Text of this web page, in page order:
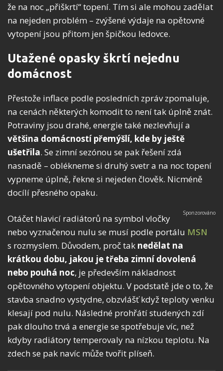
že na noc „přiškrtí“ topení. Tím si ale mohou zadělat
na nejeden problém – zvýšené výdaje na opětovné
vytopení jsou přitom jen špičkou ledovce.
Utažené opasky škrtí nejednu
domácnost
Přestože inflace podle posledních zpráv zpomaluje,
na cenách některých komodit to není tak úplně znát.
Potraviny jsou drahé, energie také nezlevňují a
většina domácností přemýšlí, kde by ještě
ušetřila. Se zimní sezónou se pak řešení zdá
nasnadě – oblékneme si druhý svetr a na noc topení
vypneme úplně, řekne si nejeden člověk. Nicméně
docílí přesného opaku.
Otáčet hlavicí radiátorů na symbol vločky
nebo vyznačenou nulu se musí podle portálu MSN
s rozmyslem. Důvodem, proč tak nedělat na
krátkou dobu, jakou je třeba zimní dovolená
nebo pouhá noc, je především nákladnost
opětovného vytopení objektu. V podstatě jde o to, že
stavba snadno vystydne, obzvlášť když teploty venku
klesají pod nulu. Následné prohřátí studených zdí
pak dlouho trvá a energie se spotřebuje víc, než
kdyby radiátory temperovaly na nízkou teplotu. Na
zdech se pak navíc může tvořit plíseň.